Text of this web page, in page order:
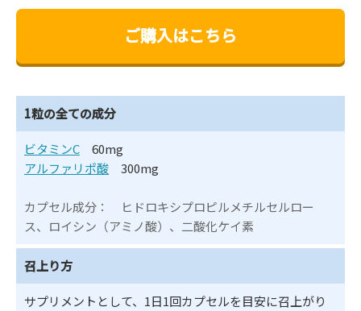
ご購入はこちら
1粒の全ての成分
ビタミンC 60mg
アルファリポ酸 300mg
カプセル成分： ヒドロキシプロピルメチルセルロー
ス、ロイシン（アミノ酸）、二酸化ケイ素
召上り方
サプリメントとして、1日1回カプセルを目安に召上がり